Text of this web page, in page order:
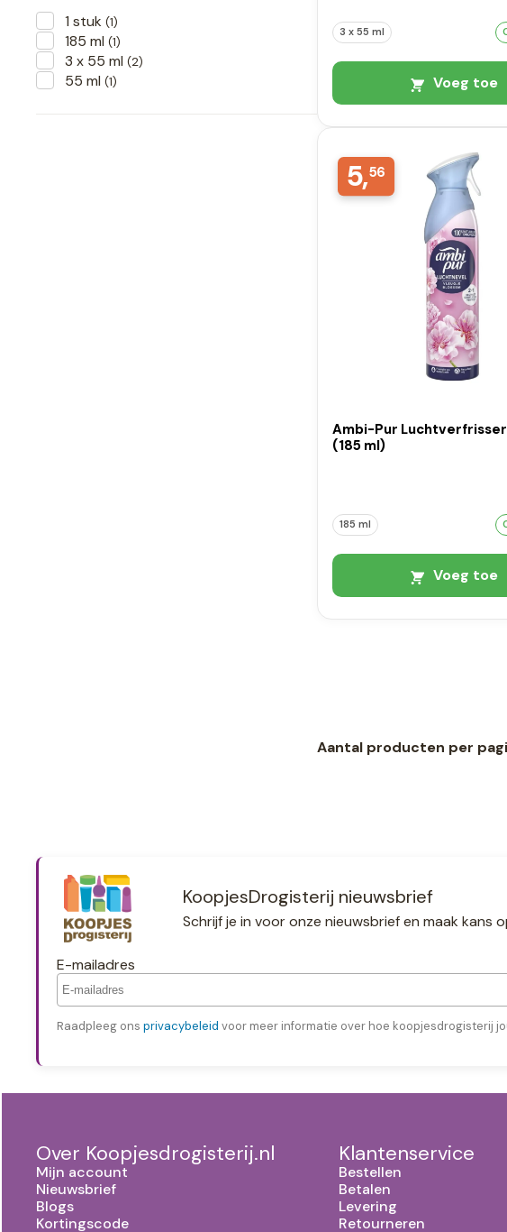
1 stuk (1)
185 ml (1)
3 x 55 ml (2)
55 ml (1)
3 x 55 ml
Voeg toe
5,56
Ambi-Pur
(185 ml)
185 ml
Voeg toe
Aantal producten per
KoopjesDrogisterij nieuwsbrief
Schrijf je in voor onze nieuwsbrief en maak kans
E-mailadres
Raadpleeg ons privacybeleid voor meer informatie over hoe koopjesdrogisterij
Over Koopjesdrogisterij.nl
Mijn account
Nieuwsbrief
Blogs
Kortingscode
Klantenservice
Bestellen
Betalen
Levering
Retourneren